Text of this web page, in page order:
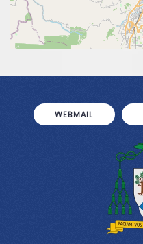
WEBMAIL